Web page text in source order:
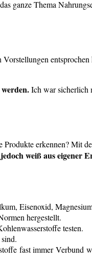
ganze Thema
Ich war sicherlich
erkennen? Mit
weiß aus eigener
Eisenoxid,
hergestellt.
testen.
fast immer Verbund